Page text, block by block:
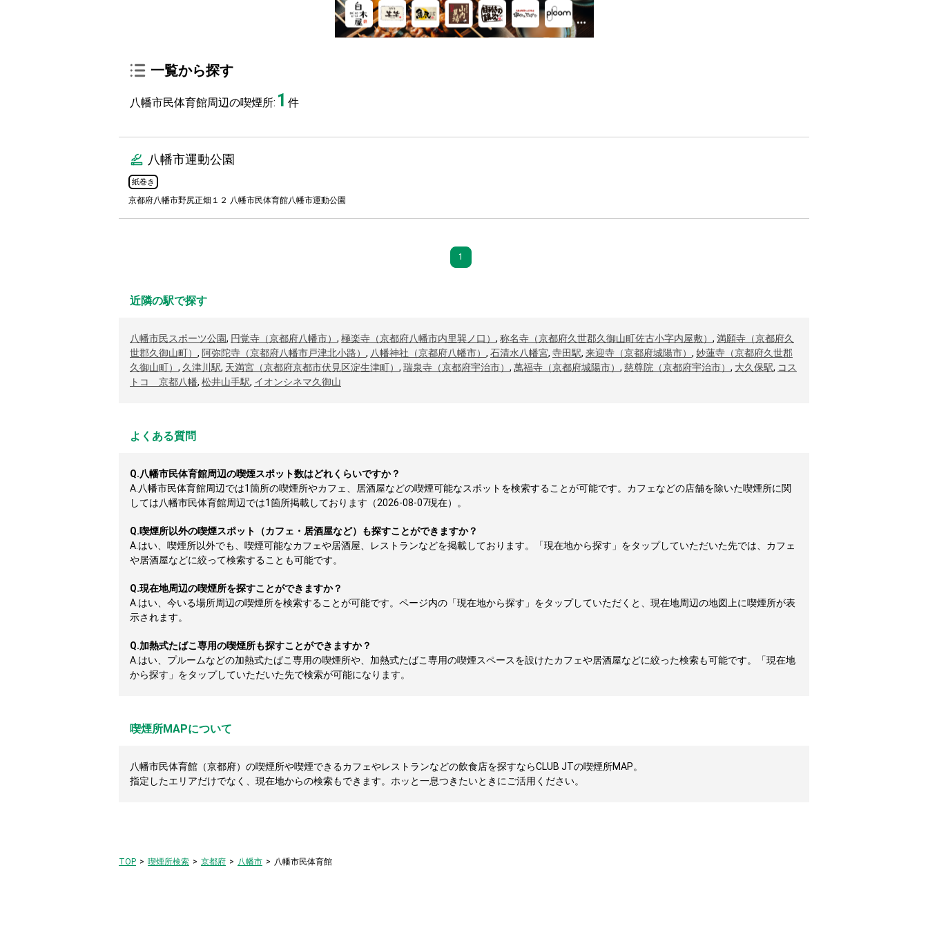
一覧から探す
八幡市民体育館周辺の喫煙所: 1 件
八幡市運動公園
紙巻き
京都府八幡市野尻正畑１２ 八幡市民体育館八幡市運動公園
1
近隣の駅で探す
八幡市民スポーツ公園, 円覚寺（京都府八幡市） , 極楽寺（京都府八幡市内里巽ノ口） , 称名寺（京都府久世郡久御山町佐古小字内屋敷） , 満願寺（京都府久
世郡久御山町） , 阿弥陀寺（京都府八幡市戸津北小路） , 八幡神社（京都府八幡市） , 石清水八幡宮, 寺田駅, 来迎寺（京都府城陽市） , 妙蓮寺（京都府久世郡
久御山町） , 久津川駅, 天満宮（京都府京都市伏見区淀生津町） , 瑞泉寺（京都府宇治市） , 萬福寺（京都府城陽市） , 慈尊院（京都府宇治市） , 大久保駅, コス
トコ 京都八幡, 松井山手駅, イオンシネマ久御山
よくある質問
Q.八幡市民体育館周辺の喫煙スポット数はどれくらいですか？
A. 八幡市民体育館周辺では1箇所の喫煙所やカフェ、居酒屋などの喫煙可能なスポットを検索することが可能です。カフェなどの店舗を除いた喫煙所に関
しては八幡市民体育館周辺では1箇所掲載しております（2026-08-07現在）。
Q.喫煙所以外の喫煙スポット（カフェ・居酒屋など）も探すことができますか？
A. はい、喫煙所以外でも、喫煙可能なカフェや居酒屋、レストランなどを掲載しております。「現在地から探す」をタップしていただいた先では、カフェ
や居酒屋などに絞って検索することも可能です。
Q.現在地周辺の喫煙所を探すことができますか？
A. はい、今いる場所周辺の喫煙所を検索することが可能です。ページ内の「現在地から探す」をタップしていただくと、現在地周辺の地図上に喫煙所が表
示されます。
Q.加熱式たばこ専用の喫煙所も探すことができますか？
A. はい、プルームなどの加熱式たばこ専用の喫煙所や、加熱式たばこ専用の喫煙スペースを設けたカフェや居酒屋などに絞った検索も可能です。「現在地
から探す」をタップしていただいた先で検索が可能になります。
喫煙所MAPについて
八幡市民体育館（京都府）の喫煙所や喫煙できるカフェやレストランなどの飲食店を探すならCLUB JTの喫煙所MAP。
指定したエリアだけでなく、現在地からの検索もできます。ホッと一息つきたいときにご活用ください。
TOP 喫煙所検索 京都府 八幡市 八幡市民体育館